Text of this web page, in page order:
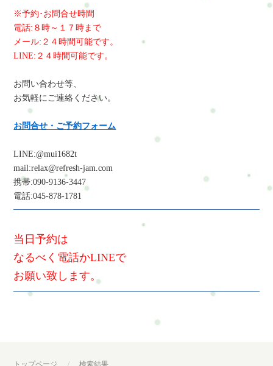
※予約･お問合せ時間
電話:８時～１７時まで
メール:２４時間可能です。
LINE:２４時間可能です。
お問い合わせ等、
お気軽にご連絡ください。
お問合せ・ご予約フォーム
LINE:@mui1682t
mail:relax@refresh-jam.com
携帯:090-9136-3447
電話:045-878-1781
当日予約は
なるべく電話かLINEで
お願い致します。
トップページ 検索結果